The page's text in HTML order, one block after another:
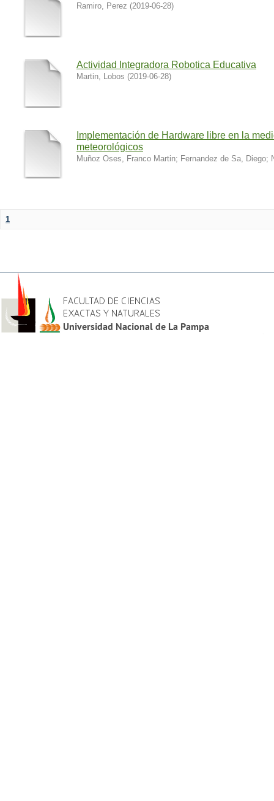
Ramiro, Perez (2019-06-28)
Actividad Integradora Robotica Educativa
Martin, Lobos (2019-06-28)
Implementación de Hardware libre en la
meteorológicos
Muñoz Oses, Franco Martin; Fernandez de Sa, Diego;
1